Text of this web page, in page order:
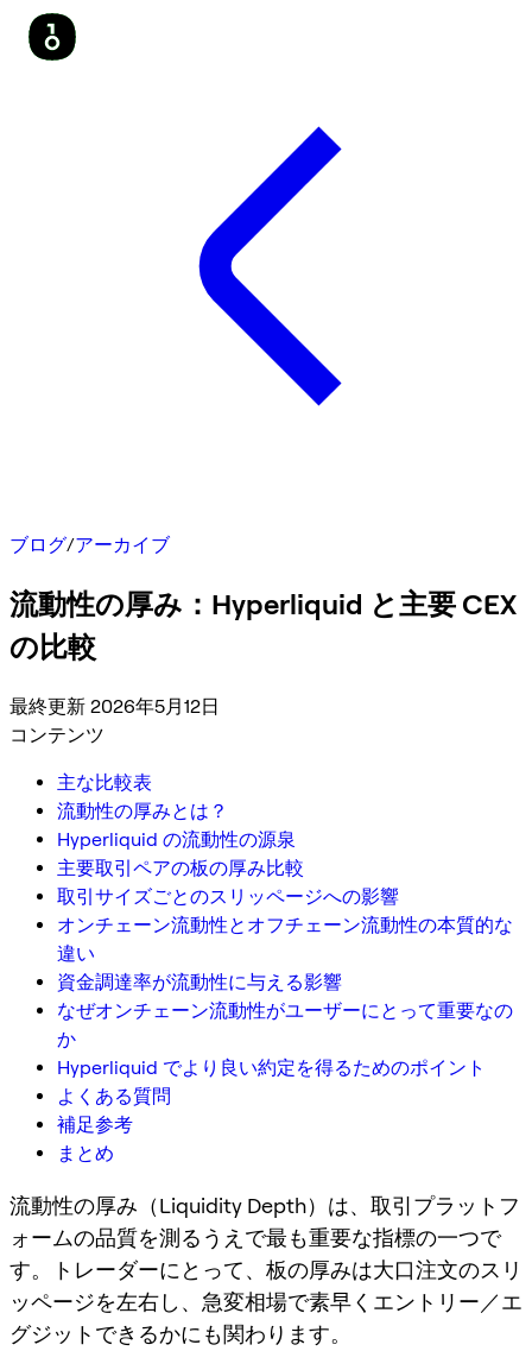
ブログ/アーカイブ
流動性の厚み：Hyperliquid と主要 CEX
の比較
最終更新 2026年5月12日
コンテンツ
主な比較表
流動性の厚みとは？
Hyperliquid の流動性の源泉
主要取引ペアの板の厚み比較
取引サイズごとのスリッページへの影響
オンチェーン流動性とオフチェーン流動性の本質的な
違い
資金調達率が流動性に与える影響
なぜオンチェーン流動性がユーザーにとって重要なの
か
Hyperliquid でより良い約定を得るためのポイント
よくある質問
補足参考
まとめ
流動性の厚み（Liquidity Depth）は、取引プラットフ
ォームの品質を測るうえで最も重要な指標の一つで
す。トレーダーにとって、板の厚みは大口注文のスリ
ッページを左右し、急変相場で素早くエントリー／エ
グジットできるかにも関わります。